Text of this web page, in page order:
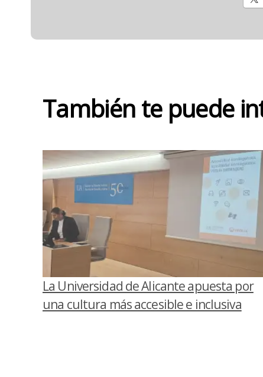
También te puede
La Universidad de Alicante apuesta por
una cultura más accesible e inclusiva